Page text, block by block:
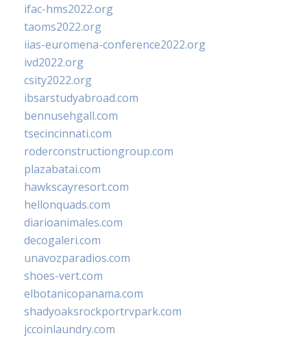
ifac-hms2022.org
taoms2022.org
iias-euromena-conference2022.org
ivd2022.org
csity2022.org
ibsarstudyabroad.com
bennusehgall.com
tsecincinnati.com
roderconstructiongroup.com
plazabatai.com
hawkscayresort.com
hellonquads.com
diarioanimales.com
decogaleri.com
unavozparadios.com
shoes-vert.com
elbotanicopanama.com
shadyoaksrockportrvpark.com
jccoinlaundry.com